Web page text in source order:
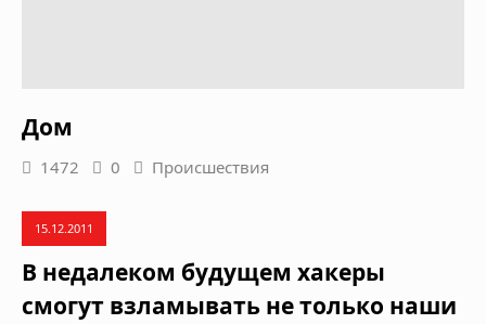
Дом
1472 0 Происшествия
15.12.2011
В недалеком будущем хакеры
смогут взламывать не только наши